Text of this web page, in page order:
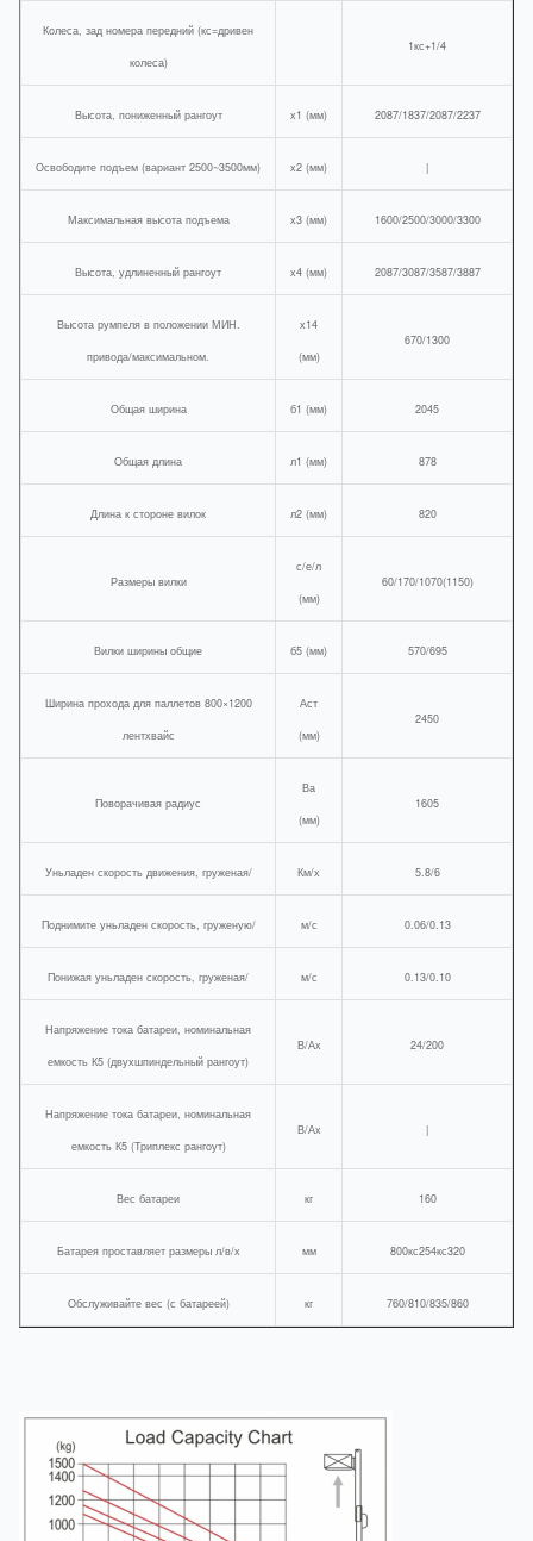
Колеса, зад номера передний (кс=дривен
колеса)
1кс+1/4
Высота, пониженный рангоут х1 (мм) 2087/1837/2087/2237
Освободите подъем (вариант 2500~3500мм) х2 (мм) |
Максимальная высота подъема х3 (мм) 1600/2500/3000/3300
Высота, удлиненный рангоут х4 (мм) 2087/3087/3587/3887
Высота румпеля в положении МИН.
привода/максимальном.
х14
(мм)
670/1300
Общая ширина б1 (мм) 2045
Общая длина л1 (мм) 878
Длина к стороне вилок л2 (мм) 820
Размеры вилки
с/е/л
(мм)
60/170/1070(1150)
Вилки ширины общие б5 (мм) 570/695
Ширина прохода для паллетов 800×1200
лентхвайс
Аст
(мм)
2450
Поворачивая радиус
Ва
(мм)
1605
Уньладен скорость движения, груженая/ Км/х 5.8/6
Поднимите уньладен скорость, груженую/ м/с 0.06/0.13
Понижая уньладен скорость, груженая/ м/с 0.13/0.10
Напряжение тока батареи, номинальная
емкость К5 (двухшпиндельный рангоут)
В/Ах 24/200
Напряжение тока батареи, номинальная
емкость К5 (Триплекс рангоут)
В/Ах |
Вес батареи кг 160
Батарея проставляет размеры л/в/х мм 800кс254кс320
Обслуживайте вес (с батареей) кг 760/810/835/860